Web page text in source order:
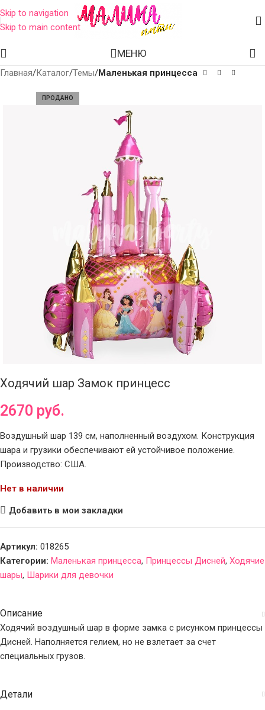
Skip to navigation
Skip to main content
МЕНЮ
Главная Каталог Темы Маленькая принцесса
ПРОДАНО
Ходячий шар Замок принцесс
2670 руб.
Воздушный шар 139 см, наполненный воздухом. Конструкция
шара и грузики обеспечивают ей устойчивое положение.
Производство: США.
Нет в наличии
Добавить в мои закладки
Артикул: 018265
Категории: Маленькая принцесса, Принцессы Дисней, Ходячие
шары, Шарики для девочки
Описание
Ходячий воздушный шар в форме замка с рисунком принцессы
Дисней. Наполняется гелием, но не взлетает за счет
специальных грузов.
Детали